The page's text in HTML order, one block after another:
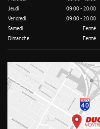
Jeudi
09:00 - 20:00
Vendredi
09:00 - 20:00
Samedi
Fermé
Dimanche
Fermé